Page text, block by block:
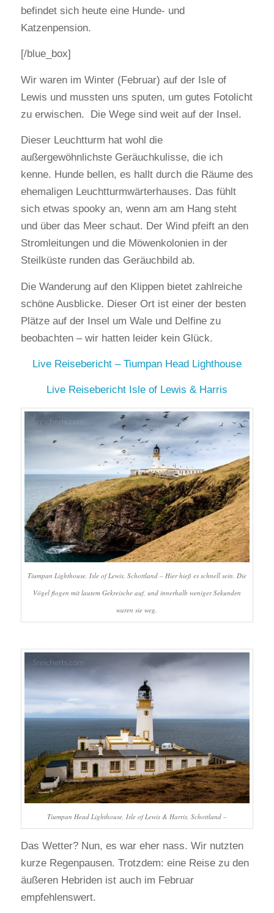
befindet sich heute eine Hunde- und
Katzenpension.
[/blue_box]
Wir waren im Winter (Februar) auf der Isle of
Lewis und mussten uns sputen, um gutes Fotolicht
zu erwischen. Die Wege sind weit auf der Insel.
Dieser Leuchtturm hat wohl die
außergewöhnlichste Geräuchkulisse, die ich
kenne. Hunde bellen, es hallt durch die Räume des
ehemaligen Leuchtturmwärterhauses. Das fühlt
sich etwas spooky an, wenn am am Hang steht
und über das Meer schaut. Der Wind pfeift an den
Stromleitungen und die Möwenkolonien in der
Steilküste runden das Geräuchbild ab.
Die Wanderung auf den Klippen bietet zahlreiche
schöne Ausblicke. Dieser Ort ist einer der besten
Plätze auf der Insel um Wale und Delfine zu
beobachten – wir hatten leider kein Glück.
Live Reisebericht – Tiumpan Head Lighthouse
Live Reisebericht Isle of Lewis & Harris
Tiumpan Lighthouse, Isle of Lewis, Schottland – Hier hieß es schnell sein. Die
Vögel flogen mit lautem Gekreische auf, und innerhalb weniger Sekunden
waren sie weg.
Tiumpan Head Lighthouse, Isle of Lewis & Harris, Schottland –
Das Wetter? Nun, es war eher nass. Wir nutzten
kurze Regenpausen. Trotzdem: eine Reise zu den
äußeren Hebriden ist auch im Februar
empfehlenswert.